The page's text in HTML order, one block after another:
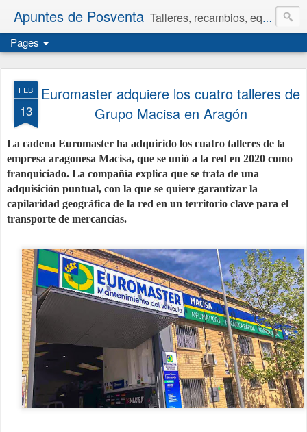
Apuntes de Posventa Talleres, recambios, equipamiento y neumáticos.
Pages
FEB
13
Euromaster adquiere los cuatro talleres de
Grupo Macisa en Aragón
La cadena Euromaster ha adquirido los cuatro talleres de la
empresa aragonesa Macisa, que se unió a la red en 2020 como
franquiciado. La compañía explica que se trata de una
adquisición puntual, con la que se quiere garantizar la
capilaridad geográfica de la red en un territorio clave para el
transporte de mercancías.